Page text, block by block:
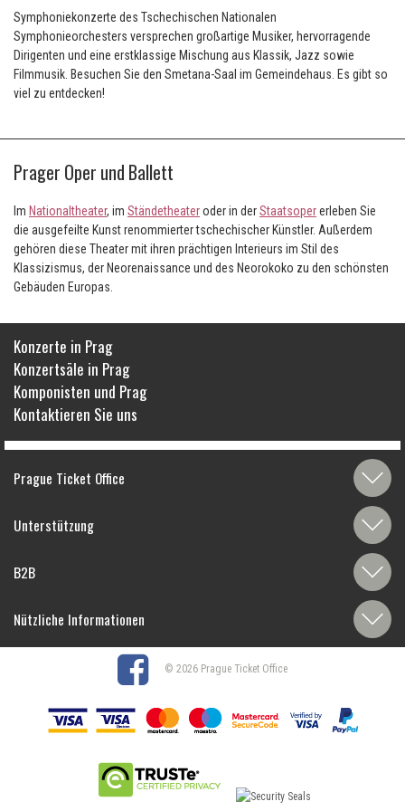
Symphoniekonzerte des Tschechischen Nationalen
Symphonieorchesters versprechen großartige Musiker, hervorragende
Dirigenten und eine erstklassige Mischung aus Klassik, Jazz sowie
Filmmusik. Besuchen Sie den Smetana-Saal im Gemeindehaus. Es gibt so
viel zu entdecken!
Prager Oper und Ballett
Im Nationaltheater, im Ständetheateroder in derStaatsopererleben Sie
die ausgefeilte Kunst renommierter tschechischer Künstler. Außerdem
gehören diese Theater mit ihren prächtigen Interieurs im Stil des
Klassizismus, der Neorenaissance und des Neorokoko zu den schönsten
Gebäuden Europas.
Konzerte in Prag
Konzertsäle in Prag
Komponisten und Prag
Kontaktieren Sie uns
Prague Ticket Office
Unterstützung
B2B
Nützliche Informationen
© 2026 Prague Ticket Office